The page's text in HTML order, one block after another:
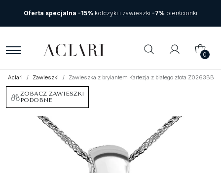
Oferta specjalna -15% kolczyki i zawieszki -7% pierścionki
0
Aclari Zawieszki Zawieszka z brylantem Kartezja z białego złota Z0263BB
ZOBACZ ZAWIESZKI
PODOBNE